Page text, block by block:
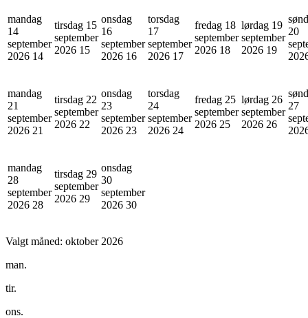
mandag
14
september
2026 14
tirsdag 15
september
2026 15
onsdag
16
september
2026 16
torsdag
17
september
2026 17
fredag 18
september
2026 18
lørdag 19
september
2026 19
20
mandag
21
september
2026 21
tirsdag 22
september
2026 22
onsdag
23
september
2026 23
torsdag
24
september
2026 24
fredag 25
september
2026 25
lørdag 26
september
2026 26
27
mandag
28
september
2026 28
tirsdag 29
september
2026 29
onsdag
30
september
2026 30
Valgt måned: oktober 2026
man.
tir.
ons.